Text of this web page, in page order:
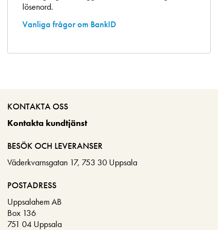
lösenord.
Vanliga frågor om BankID
KONTAKTA OSS
Kontakta kundtjänst
BESÖK OCH LEVERANSER
Väderkvarnsgatan 17, 753 30 Uppsala
POSTADRESS
Uppsalahem AB
Box 136
751 04 Uppsala